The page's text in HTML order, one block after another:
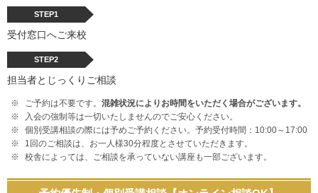
STEP1
受付窓口へご来校
STEP2
担当者とじっくりご相談
ご予約は不要です。 混雑状況によりお時間をいただく場合がございます。
入会の強制等は一切いたしませんのでご安心ください。
個別受講相談の際には予めご予約ください。予約受付時間：10:00～17:00
1回のご相談は、お一人様30分程度とさせていただきます。
校舎によっては、ご相談を承っていない講座も一部ございます。